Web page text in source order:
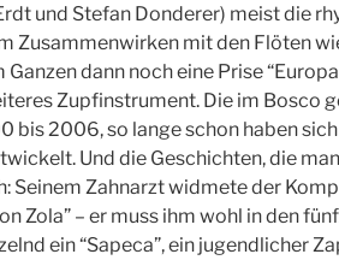
und Stefan Donderer) meist die
Zusammenwirken mit den Flöten
Ganzen dann noch eine Prise
Zupfinstrument. Die im Bosco
bis 2006, so lange schon haben
Und die Geschichten, die
Seinem Zahnarzt widmete der
Zola” – er muss ihm wohl in den
ein “Sapeca”, ein jugendlicher